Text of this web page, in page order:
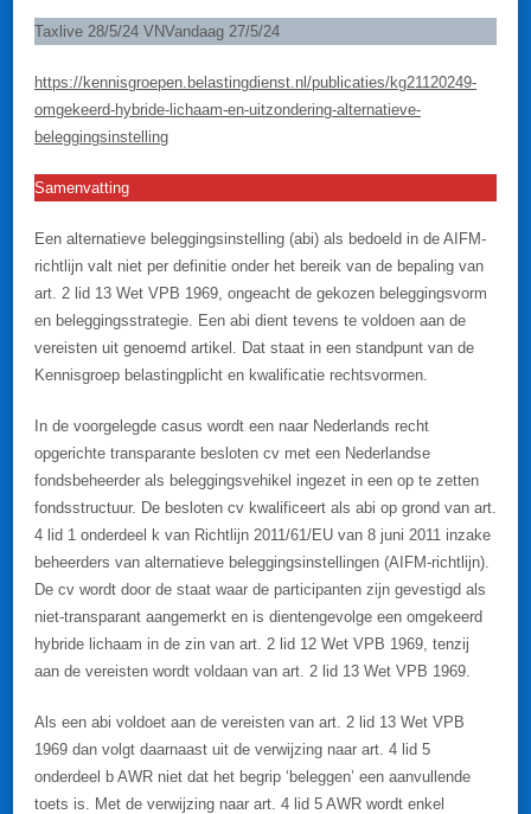
Taxlive 28/5/24 VNVandaag 27/5/24
https://kennisgroepen.belastingdienst.nl/publicaties/kg21120249-
omgekeerd-hybride-lichaam-en-uitzondering-alternatieve-
beleggingsinstelling
Samenvatting
Een alternatieve beleggingsinstelling (abi) als bedoeld in de AIFM-
richtlijn valt niet per definitie onder het bereik van de bepaling van
art. 2 lid 13 Wet VPB 1969, ongeacht de gekozen beleggingsvorm
en beleggingsstrategie. Een abi dient tevens te voldoen aan de
vereisten uit genoemd artikel. Dat staat in een standpunt van de
Kennisgroep belastingplicht en kwalificatie rechtsvormen.
In de voorgelegde casus wordt een naar Nederlands recht
opgerichte transparante besloten cv met een Nederlandse
fondsbeheerder als beleggingsvehikel ingezet in een op te zetten
fondsstructuur. De besloten cv kwalificeert als abi op grond van art.
4 lid 1 onderdeel k van Richtlijn 2011/61/EU van 8 juni 2011 inzake
beheerders van alternatieve beleggingsinstellingen (AIFM-richtlijn).
De cv wordt door de staat waar de participanten zijn gevestigd als
niet-transparant aangemerkt en is dientengevolge een omgekeerd
hybride lichaam in de zin van art. 2 lid 12 Wet VPB 1969, tenzij
aan de vereisten wordt voldaan van art. 2 lid 13 Wet VPB 1969.
Als een abi voldoet aan de vereisten van art. 2 lid 13 Wet VPB
1969 dan volgt daarnaast uit de verwijzing naar art. 4 lid 5
onderdeel b AWR niet dat het begrip ‘beleggen’ een aanvullende
toets is. Met de verwijzing naar art. 4 lid 5 AWR wordt enkel